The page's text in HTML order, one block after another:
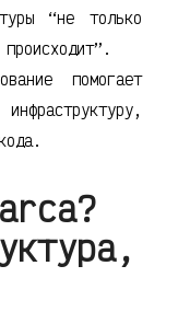
“не только
помогает